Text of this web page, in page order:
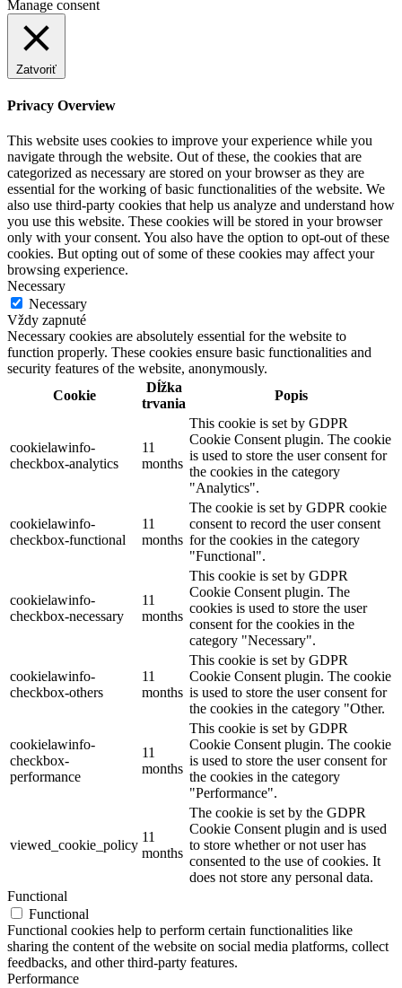
Manage consent
Zatvoriť
Privacy Overview
This website uses cookies to improve your experience while you
navigate through the website. Out of these, the cookies that are
categorized as necessary are stored on your browser as they are
essential for the working of basic functionalities of the website. We
also use third-party cookies that help us analyze and understand how
you use this website. These cookies will be stored in your browser
only with your consent. You also have the option to opt-out of these
cookies. But opting out of some of these cookies may affect your
browsing experience.
Necessary
Necessary
Vždy zapnuté
Necessary cookies are absolutely essential for the website to
function properly. These cookies ensure basic functionalities and
security features of the website, anonymously.
Cookie
Dĺžka
trvania
Popis
cookielawinfo-
checkbox-analytics
11
months
This cookie is set by GDPR
Cookie Consent plugin. The cookie
is used to store the user consent for
the cookies in the category
"Analytics".
cookielawinfo-
checkbox-functional
11
months
The cookie is set by GDPR cookie
consent to record the user consent
for the cookies in the category
"Functional".
cookielawinfo-
checkbox-necessary
11
months
This cookie is set by GDPR
Cookie Consent plugin. The
cookies is used to store the user
consent for the cookies in the
category "Necessary".
cookielawinfo-
checkbox-others
11
months
This cookie is set by GDPR
Cookie Consent plugin. The cookie
is used to store the user consent for
the cookies in the category "Other.
cookielawinfo-
checkbox-
performance
11
months
This cookie is set by GDPR
Cookie Consent plugin. The cookie
is used to store the user consent for
the cookies in the category
"Performance".
viewed_cookie_policy
11
months
The cookie is set by the GDPR
Cookie Consent plugin and is used
to store whether or not user has
consented to the use of cookies. It
does not store any personal data.
Functional
Functional
Functional cookies help to perform certain functionalities like
sharing the content of the website on social media platforms, collect
feedbacks, and other third-party features.
Performance